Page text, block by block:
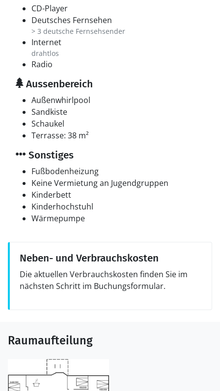
CD-Player
Deutsches Fernsehen
> 3 deutsche Fernsehsender
Internet
drahtlos
Radio
Aussenbereich
Außenwhirlpool
Sandkiste
Schaukel
Terrasse: 38 m²
Sonstiges
Fußbodenheizung
Keine Vermietung an Jugendgruppen
Kinderbett
Kinderhochstuhl
Wärmepumpe
Neben- und Verbrauchskosten
Die aktuellen Verbrauchskosten finden Sie im
nächsten Schritt im Buchungsformular.
Raumaufteilung